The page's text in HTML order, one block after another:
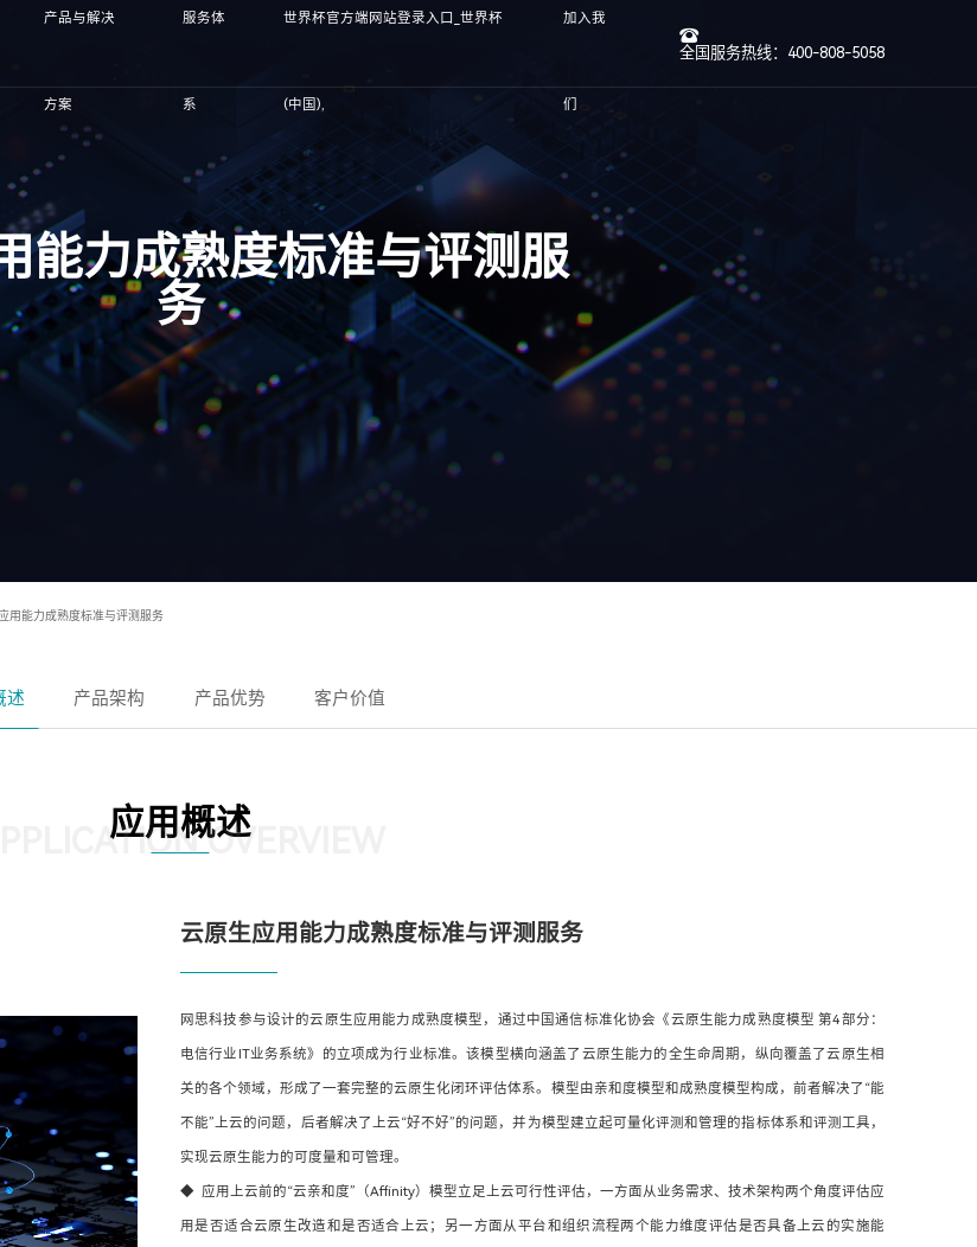
产品与解决
方案
服务体
系
世界杯官方端网站登录入口_世界杯
(中国),
加入我
们
全国服务热线：400-808-5058
能力成熟度标准与评测服
务
用能力成熟度标准与评测服务
述 产品架构 产品优势 客户价值
应用概述OVERVIEW
云原生应用能力成熟度标准与评测服务
网思科技参与设计的云原生应用能力成熟度模型，通过中国通信标准化协会《云原生能力成熟度模型 第4部分：
电信行业IT业务系统》的立项成为行业标准。该模型横向涵盖了云原生能力的全生命周期，纵向覆盖了云原生相
关的各个领域，形成了一套完整的云原生化闭环评估体系。模型由亲和度模型和成熟度模型构成，前者解决了“能
不能”上云的问题，后者解决了上云“好不好”的问题，并为模型建立起可量化评测和管理的指标体系和评测工具，
实现云原生能力的可度量和可管理。
◆ 应用上云前的“云亲和度”（Affinity）模型立足上云可行性评估，一方面从业务需求、技术架构两个角度评估应
用是否适合云原生改造和是否适合上云；另一方面从平台和组织流程两个能力维度评估是否具备上云的实施能